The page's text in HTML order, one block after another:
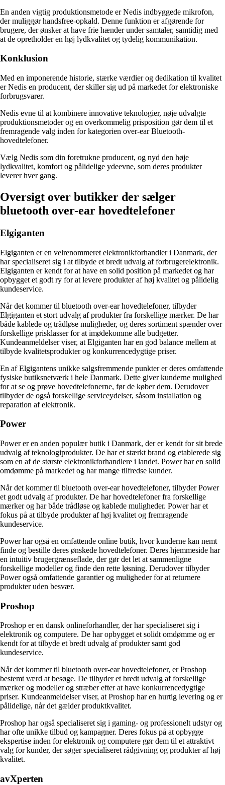
En anden vigtig produktionsmetode er Nedis indbyggede mikrofon,
der muliggør handsfree-opkald. Denne funktion er afgørende for
brugere, der ønsker at have frie hænder under samtaler, samtidig med
at de opretholder en høj lydkvalitet og tydelig kommunikation.
Konklusion
Med en imponerende historie, stærke værdier og dedikation til kvalitet
er Nedis en producent, der skiller sig ud på markedet for elektroniske
forbrugsvarer.
Nedis evne til at kombinere innovative teknologier, nøje udvalgte
produktionsmetoder og en overkommelig prisposition gør dem til et
fremragende valg inden for kategorien over-ear Bluetooth-
hovedtelefoner.
Vælg Nedis som din foretrukne producent, og nyd den høje
lydkvalitet, komfort og pålidelige ydeevne, som deres produkter
leverer hver gang.
Oversigt over butikker der sælger
bluetooth over-ear hovedtelefoner
Elgiganten
Elgiganten er en velrenommeret elektronikforhandler i Danmark, der
har specialiseret sig i at tilbyde et bredt udvalg af forbrugerelektronik.
Elgiganten er kendt for at have en solid position på markedet og har
opbygget et godt ry for at levere produkter af høj kvalitet og pålidelig
kundeservice.
Når det kommer til bluetooth over-ear hovedtelefoner, tilbyder
Elgiganten et stort udvalg af produkter fra forskellige mærker. De har
både kablede og trådløse muligheder, og deres sortiment spænder over
forskellige prisklasser for at imødekomme alle budgetter.
Kundeanmeldelser viser, at Elgiganten har en god balance mellem at
tilbyde kvalitetsprodukter og konkurrencedygtige priser.
En af Elgigantens unikke salgsfremmende punkter er deres omfattende
fysiske butiksnetværk i hele Danmark. Dette giver kunderne mulighed
for at se og prøve hovedtelefonerne, før de køber dem. Derudover
tilbyder de også forskellige serviceydelser, såsom installation og
reparation af elektronik.
Power
Power er en anden populær butik i Danmark, der er kendt for sit brede
udvalg af teknologiprodukter. De har et stærkt brand og etablerede sig
som en af de største elektronikforhandlere i landet. Power har en solid
omdømme på markedet og har mange tilfredse kunder.
Når det kommer til bluetooth over-ear hovedtelefoner, tilbyder Power
et godt udvalg af produkter. De har hovedtelefoner fra forskellige
mærker og har både trådløse og kablede muligheder. Power har et
fokus på at tilbyde produkter af høj kvalitet og fremragende
kundeservice.
Power har også en omfattende online butik, hvor kunderne kan nemt
finde og bestille deres ønskede hovedtelefoner. Deres hjemmeside har
en intuitiv brugergrænseflade, der gør det let at sammenligne
forskellige modeller og finde den rette løsning. Derudover tilbyder
Power også omfattende garantier og muligheder for at returnere
produkter uden besvær.
Proshop
Proshop er en dansk onlineforhandler, der har specialiseret sig i
elektronik og computere. De har opbygget et solidt omdømme og er
kendt for at tilbyde et bredt udvalg af produkter samt god
kundeservice.
Når det kommer til bluetooth over-ear hovedtelefoner, er Proshop
bestemt værd at besøge. De tilbyder et bredt udvalg af forskellige
mærker og modeller og stræber efter at have konkurrencedygtige
priser. Kundeanmeldelser viser, at Proshop har en hurtig levering og er
pålidelige, når det gælder produktkvalitet.
Proshop har også specialiseret sig i gaming- og professionelt udstyr og
har ofte unikke tilbud og kampagner. Deres fokus på at opbygge
ekspertise inden for elektronik og computere gør dem til et attraktivt
valg for kunder, der søger specialiseret rådgivning og produkter af høj
kvalitet.
avXperten